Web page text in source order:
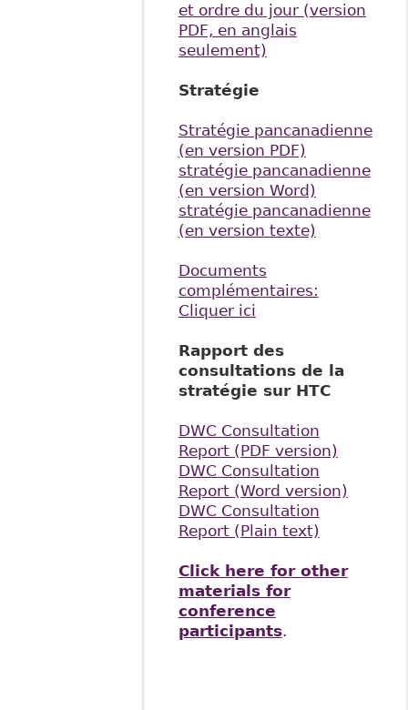
et ordre du jour (version
PDF, en anglais
seulement)
Stratégie
Stratégie pancanadienne
(en version PDF)
stratégie pancanadienne
(en version Word)
stratégie pancanadienne
(en version texte)
Documents
complémentaires:
Cliquer ici
Rapport des
consultations de la
stratégie sur HTC
DWC Consultation
Report (PDF version)​
DWC Consultation
Report (Word version)
DWC Consultation
Report (Plain text)
Click here for other
materials for
conference
participants.